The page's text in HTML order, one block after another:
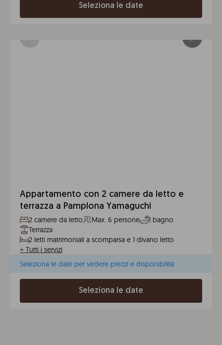
Seleziona le date
Appartamento con 2 camere da letto e
terrazza a Pamplona Yamaguchi
2 camere da letto Max. 6 persone
1 bagno
Terrazza
2 letti matrimoniali a scomparsa e 1 divano letto
+ Tutti i servizi
Seleziona le date per vedere prezzi e disponibilità
Seleziona le date